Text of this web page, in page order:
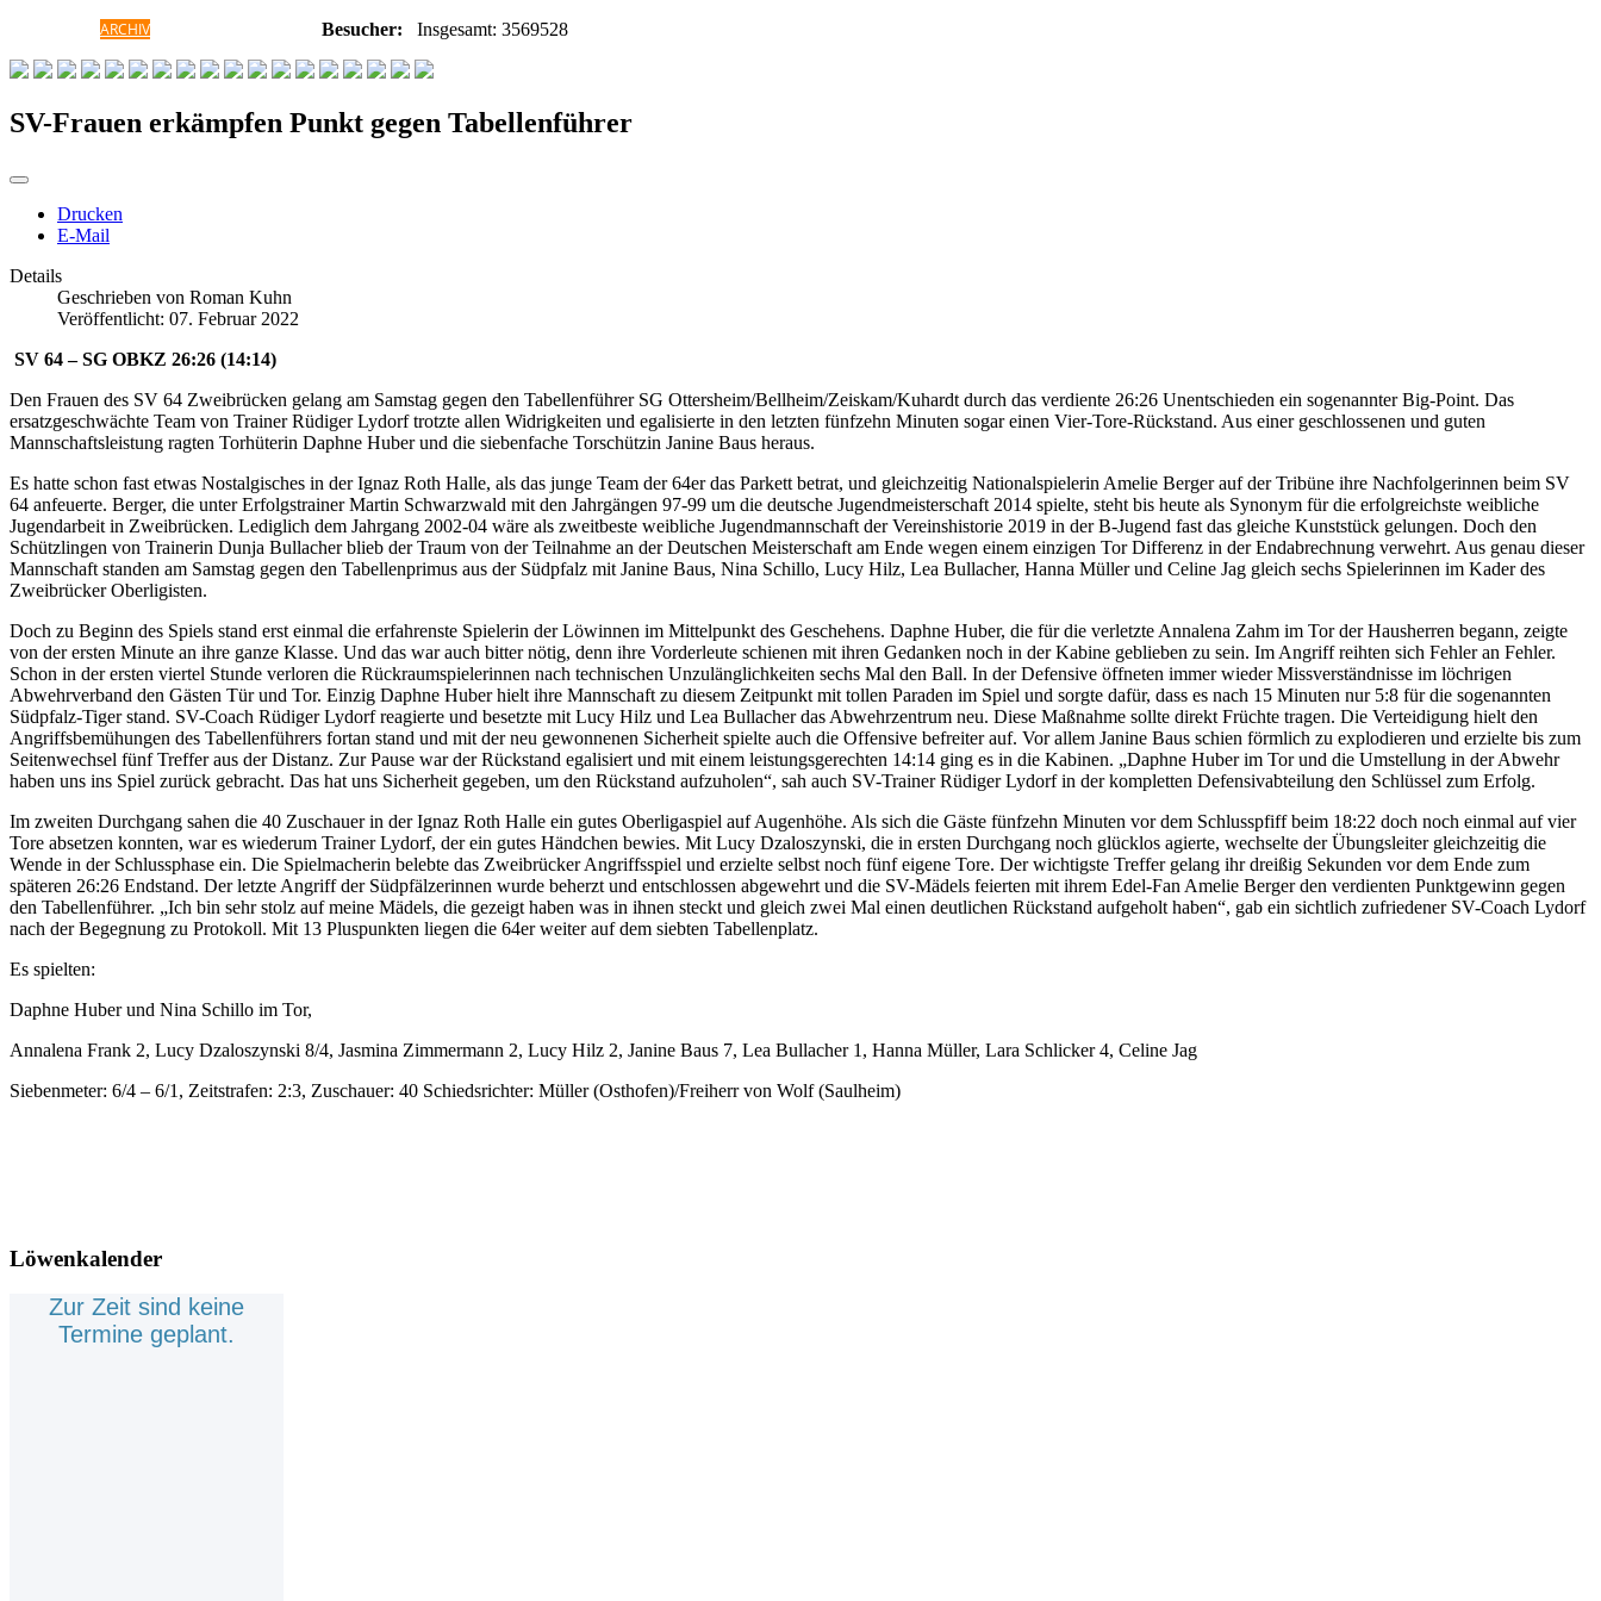
ARCHIV Besucher: Insgesamt: 3569528
SV-Frauen erkämpfen Punkt gegen Tabellenführer
Drucken
E-Mail
Details
Geschrieben von Roman Kuhn
Veröffentlicht: 07. Februar 2022
SV 64 – SG OBKZ 26:26 (14:14)
Den Frauen des SV 64 Zweibrücken gelang am Samstag gegen den Tabellenführer SG Ottersheim/Bellheim/Zeiskam/Kuhardt durch das verdiente 26:26 Unentschieden ein sogenannter Big-Point. Das
ersatzgeschwächte Team von Trainer Rüdiger Lydorf trotzte allen Widrigkeiten und egalisierte in den letzten fünfzehn Minuten sogar einen Vier-Tore-Rückstand. Aus einer geschlossenen und guten
Mannschaftsleistung ragten Torhüterin Daphne Huber und die siebenfache Torschützin Janine Baus heraus.
Es hatte schon fast etwas Nostalgisches in der Ignaz Roth Halle, als das junge Team der 64er das Parkett betrat, und gleichzeitig Nationalspielerin Amelie Berger auf der Tribüne ihre Nachfolgerinnen beim SV
64 anfeuerte. Berger, die unter Erfolgstrainer Martin Schwarzwald mit den Jahrgängen 97-99 um die deutsche Jugendmeisterschaft 2014 spielte, steht bis heute als Synonym für die erfolgreichste weibliche
Jugendarbeit in Zweibrücken. Lediglich dem Jahrgang 2002-04 wäre als zweitbeste weibliche Jugendmannschaft der Vereinshistorie 2019 in der B-Jugend fast das gleiche Kunststück gelungen. Doch den
Schützlingen von Trainerin Dunja Bullacher blieb der Traum von der Teilnahme an der Deutschen Meisterschaft am Ende wegen einem einzigen Tor Differenz in der Endabrechnung verwehrt. Aus genau dieser
Mannschaft standen am Samstag gegen den Tabellenprimus aus der Südpfalz mit Janine Baus, Nina Schillo, Lucy Hilz, Lea Bullacher, Hanna Müller und Celine Jag gleich sechs Spielerinnen im Kader des
Zweibrücker Oberligisten.
Doch zu Beginn des Spiels stand erst einmal die erfahrenste Spielerin der Löwinnen im Mittelpunkt des Geschehens. Daphne Huber, die für die verletzte Annalena Zahm im Tor der Hausherren begann, zeigte
von der ersten Minute an ihre ganze Klasse. Und das war auch bitter nötig, denn ihre Vorderleute schienen mit ihren Gedanken noch in der Kabine geblieben zu sein. Im Angriff reihten sich Fehler an Fehler.
Schon in der ersten viertel Stunde verloren die Rückraumspielerinnen nach technischen Unzulänglichkeiten sechs Mal den Ball. In der Defensive öffneten immer wieder Missverständnisse im löchrigen
Abwehrverband den Gästen Tür und Tor. Einzig Daphne Huber hielt ihre Mannschaft zu diesem Zeitpunkt mit tollen Paraden im Spiel und sorgte dafür, dass es nach 15 Minuten nur 5:8 für die sogenannten
Südpfalz-Tiger stand. SV-Coach Rüdiger Lydorf reagierte und besetzte mit Lucy Hilz und Lea Bullacher das Abwehrzentrum neu. Diese Maßnahme sollte direkt Früchte tragen. Die Verteidigung hielt den
Angriffsbemühungen des Tabellenführers fortan stand und mit der neu gewonnenen Sicherheit spielte auch die Offensive befreiter auf. Vor allem Janine Baus schien förmlich zu explodieren und erzielte bis zum
Seitenwechsel fünf Treffer aus der Distanz. Zur Pause war der Rückstand egalisiert und mit einem leistungsgerechten 14:14 ging es in die Kabinen. „Daphne Huber im Tor und die Umstellung in der Abwehr
haben uns ins Spiel zurück gebracht. Das hat uns Sicherheit gegeben, um den Rückstand aufzuholen“, sah auch SV-Trainer Rüdiger Lydorf in der kompletten Defensivabteilung den Schlüssel zum Erfolg.
Im zweiten Durchgang sahen die 40 Zuschauer in der Ignaz Roth Halle ein gutes Oberligaspiel auf Augenhöhe. Als sich die Gäste fünfzehn Minuten vor dem Schlusspfiff beim 18:22 doch noch einmal auf vier
Tore absetzen konnten, war es wiederum Trainer Lydorf, der ein gutes Händchen bewies. Mit Lucy Dzaloszynski, die in ersten Durchgang noch glücklos agierte, wechselte der Übungsleiter gleichzeitig die
Wende in der Schlussphase ein. Die Spielmacherin belebte das Zweibrücker Angriffsspiel und erzielte selbst noch fünf eigene Tore. Der wichtigste Treffer gelang ihr dreißig Sekunden vor dem Ende zum
späteren 26:26 Endstand. Der letzte Angriff der Südpfälzerinnen wurde beherzt und entschlossen abgewehrt und die SV-Mädels feierten mit ihrem Edel-Fan Amelie Berger den verdienten Punktgewinn gegen
den Tabellenführer. „Ich bin sehr stolz auf meine Mädels, die gezeigt haben was in ihnen steckt und gleich zwei Mal einen deutlichen Rückstand aufgeholt haben“, gab ein sichtlich zufriedener SV-Coach Lydorf
nach der Begegnung zu Protokoll. Mit 13 Pluspunkten liegen die 64er weiter auf dem siebten Tabellenplatz.
Es spielten:
Daphne Huber und Nina Schillo im Tor,
Annalena Frank 2, Lucy Dzaloszynski 8/4, Jasmina Zimmermann 2, Lucy Hilz 2, Janine Baus 7, Lea Bullacher 1, Hanna Müller, Lara Schlicker 4, Celine Jag
Siebenmeter: 6/4 – 6/1, Zeitstrafen: 2:3, Zuschauer: 40 Schiedsrichter: Müller (Osthofen)/Freiherr von Wolf (Saulheim)
Löwenkalender